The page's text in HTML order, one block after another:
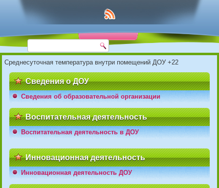
Среднесуточная температура внутри помещений ДОУ +22
Сведения о ДОУ
Сведения об образовательной организации
Воспитательная деятельность
Воспитательная деятельность в ДОУ
Инновационная деятельность
Инновационная деятельность ДОУ